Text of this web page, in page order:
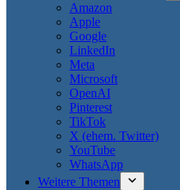
Amazon
Apple
Google
LinkedIn
Meta
Microsoft
OpenAI
Pinterest
TikTok
X (ehem. Twitter)
YouTube
WhatsApp
Weitere Themen